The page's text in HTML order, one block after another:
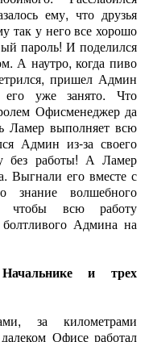
ему, что друзья
так у него все хорошо
пароль! И поделился
А наутро, когда пиво
пришел Админ
уже занято. Что
Офисменеджер да
Ламер выполняет всю
Админ из-за своего
без работы! А Ламер
Выгнали его вместе с
знание волшебного
чтобы всю работу
Админа на
и трех
за километрами
Офисе работал